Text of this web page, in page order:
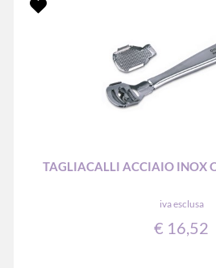
TAGLIACALLI ACCIAIO INOX
iva esclusa
€ 16,52